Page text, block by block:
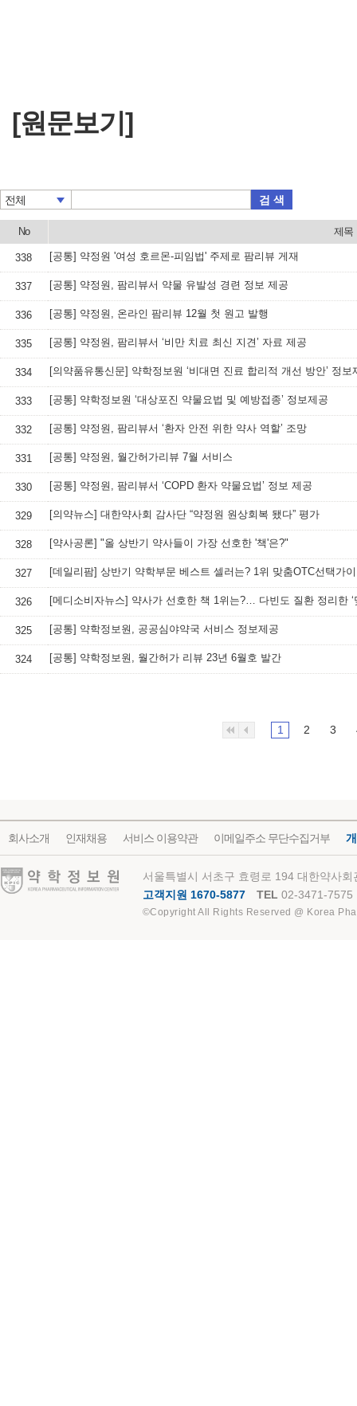
[원문보기]
전체 검 색
No 제목
338 [공통] 약정원 '여성 호르몬-피임법' 주제로 팜리뷰 게재
337 [공통] 약정원, 팜리뷰서 약물 유발성 경련 정보 제공
336 [공통] 약정원, 온라인 팜리뷰 12월 첫 원고 발행
335 [공통] 약정원, 팜리뷰서 ‘비만 치료 최신 지견’ 자료 제공
334 [의약품유통신문] 약학정보원 ‘비대면 진료 합리적 개선 방안’ 정보
333 [공통] 약학정보원 ‘대상포진 약물요법 및 예방접종’ 정보제공
332 [공통] 약정원, 팜리뷰서 ‘환자 안전 위한 약사 역할’ 조망
331 [공통] 약정원, 월간허가리뷰 7월 서비스
330 [공통] 약정원, 팜리뷰서 ‘COPD 환자 약물요법’ 정보 제공
329 [의약뉴스] 대한약사회 감사단 “약정원 원상회복 됐다” 평가
328 [약사공론] "올 상반기 약사들이 가장 선호한 '책'은?"
327 [데일리팜] 상반기 약학부문 베스트 셀러는? 1위 맞춤OTC선택가
326
325 [공통] 약학정보원, 공공심야약국 서비스 정보제공
324 [공통] 약학정보원, 월간허가 리뷰 23년 6월호 발간
1 2 3
회사소개 인재채용 서비스 이용약관 이메일주소 무단수집거부
약학정보원
서울특별시 서초구 효령로 194 대한약사
고객지원 1670-5877
TEL 02-3471-7575
©Copyright All Rights Reserved @ Korea